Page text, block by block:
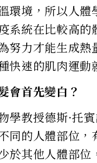
環境，所以人
系統在比較高
努力才能生成
快速的肌肉運動
會首先變白？
學教授德斯·托
同的人體部位
於其他人體部位